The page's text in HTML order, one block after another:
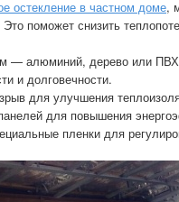
остекление в частном доме,
поможет снизить
— алюминий, дерево или
и долговечности.
для улучшения
для повышения
пленки для